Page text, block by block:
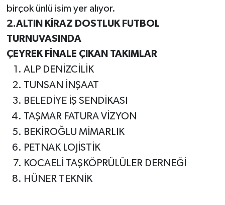
birçok ünlü isim yer alıyor.
2.ALTIN KİRAZ DOSTLUK FUTBOL
TURNUVASINDA
ÇEYREK FİNALE ÇIKAN TAKIMLAR
ALP DENİZCİLİK
TUNSAN İNŞAAT
BELEDİYE İŞ SENDİKASI
TAŞMAR FATURA VİZYON
BEKİROĞLU MİMARLIK
PETNAK LOJİSTİK
KOCAELİ TAŞKÖPRÜLÜLER DERNEĞİ
HÜNER TEKNİK